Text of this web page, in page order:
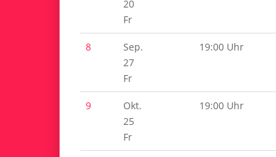
20
Fr
8
Sep.
27
Fr
19:00 Uhr
9
Okt.
25
Fr
19:00 Uhr